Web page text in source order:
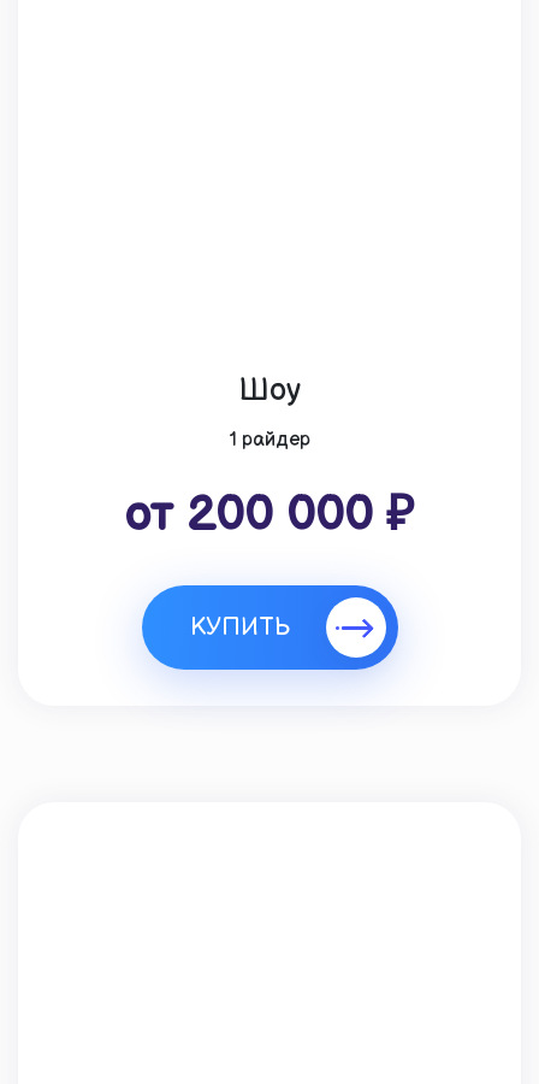
Шоу
1 райдер
от 200 000 ₽
КУПИТЬ